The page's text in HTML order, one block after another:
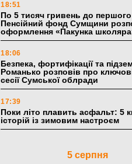
18:51
По 5 тисяч гривень до
Пенсійний фонд Сумщини
оформлення «Пакунка
18:06
Безпека, фортифікації та
Романько розповів про
сесії Сумської облради
17:39
Поки літо плавить асфальт: 5
історій із зимовим настроєм
5 серпня